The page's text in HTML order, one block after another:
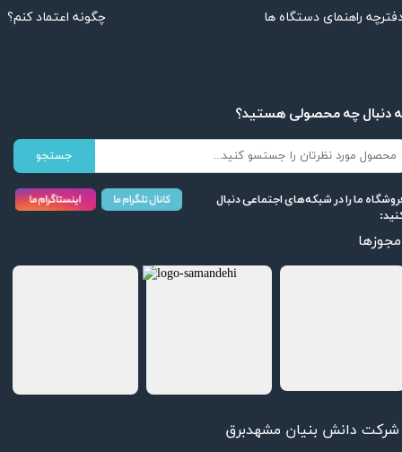
شرکت دانش بنیان مشهدبرق
مجوزها
راهنمای دستگاه ها
چگونه اعتماد کنم؟
دنبال چه محصولی هستید؟
جستجو
ما را در شبکه‌های اجتماعی دنبال